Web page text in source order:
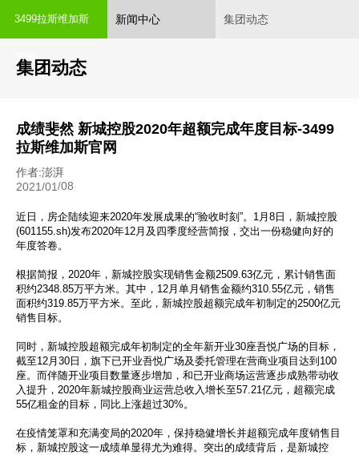
3499拉斯维加斯
官网
新闻中心 集团动态
集团动态
成绩斐然 新城控股2020年超额完成年度目标-3499
拉斯维加斯官网
作者:澎湃
08
2021/01 /
近日，房企陆续迎来2020年发展成果的“验收时刻”。1月8日，新城控股
(601155.sh)发布2020年12月及四季度经营简报，交出一份稳健向好的
年度答卷。
根据简报，2020年，新城控股实现销售金额2509.63亿元，累计销售面
积约2348.85万平方米。其中，12月单月销售金额约310.55亿元，销售
面积约319.85万平方米。至此，新城控股超额完成年初制定的2500亿元
销售目标。
同时，新城控股超额完成年初制定的全年新开业30座吾悦广场的目标，
截至12月30日，旗下已开业吾悦广场及委托管理在营商业项目达到100
座。而伴随开业项目数量逐步增加，和已开业商场运营逐步成熟带动收
入提升，2020年新城控股商业运营总收入增长至57.21亿元，超额完成
55亿租金的目标，同比上涨超过30%。
在疫情笼罩和充满变局的2020年，保持稳健增长并超额完成年度销售目
标，新城控股这一成绩单显得尤为难得。突出的成绩背后，是新城控